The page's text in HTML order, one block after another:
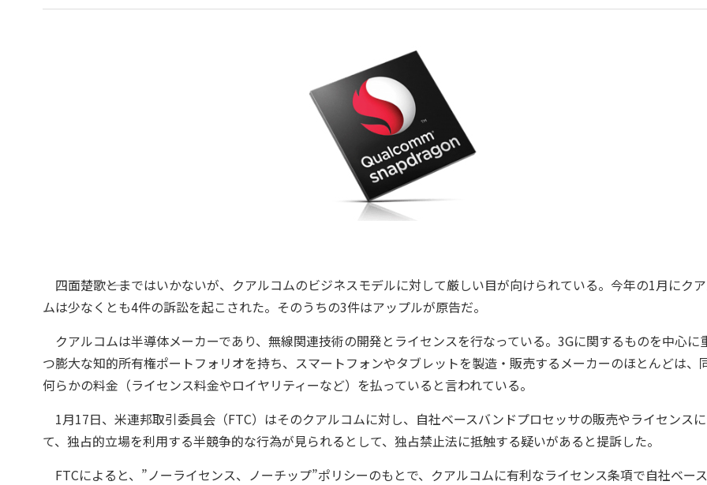
四面楚歌――とまではいかないが、クアルコムのビジネスモデルに対して厳しい目が向けられている。今年の1月にク
ムは少なくとも4件の訴訟を起こされた。そのうちの3件はアップルが原告だ。
クアルコムは半導体メーカーであり、無線関連技術の開発とライセンスを行なっている。3Gに関するものを中心に
つ膨大な知的所有権ポートフォリオを持ち、スマートフォンやタブレットを製造・販売するメーカーのほとんどは、
何らかの料金（ライセンス料金やロイヤリティーなど）を払っていると言われている。
1月17日、米連邦取引委員会（FTC）はそのクアルコムに対し、自社ベースバンドプロセッサの販売やライセンス
て、独占的立場を利用する半競争的な行為が見られるとして、独占禁止法に抵触する疑いがあると提訴した。
FTCによると、”ノーライセンス、ノーチップ”ポリシーのもとで、クアルコムに有利なライセンス条項で自社ベー